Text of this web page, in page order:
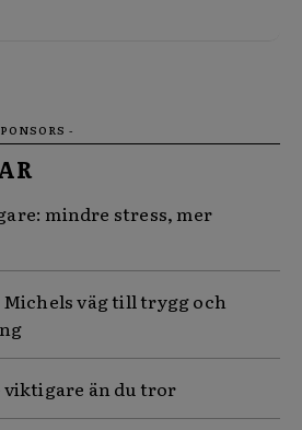
-
mindre stress, mer
Michels väg till trygg och
än du tror